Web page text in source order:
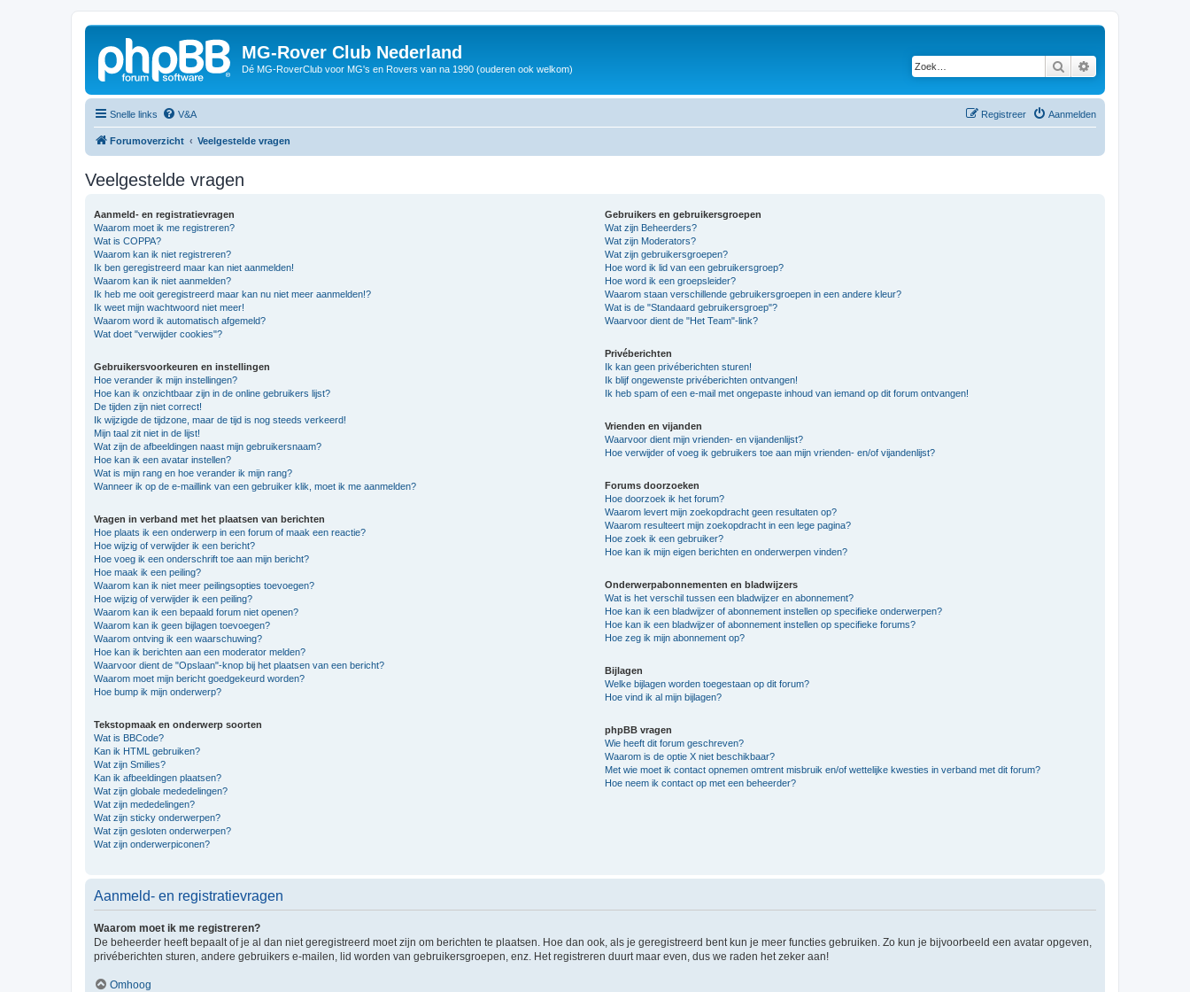
MG-Rover Club Nederland
Dé MG-RoverClub voor MG's en Rovers van na 1990 (ouderen ook welkom) Zoek
Snelle links V&A Aanmelden
Registreer
Forumoverzicht Veelgestelde vragen
Veelgestelde vragen
Aanmeld- en registratievragen
Waarom moet ik me registreren?
Wat is COPPA?
Waarom kan ik niet registreren?
Ik ben geregistreerd maar kan niet aanmelden!
Waarom kan ik niet aanmelden?
Ik heb me ooit geregistreerd maar kan nu niet meer aanmelden!?
Ik weet mijn wachtwoord niet meer!
Waarom word ik automatisch afgemeld?
Wat doet "verwijder cookies"?
Gebruikersvoorkeuren en instellingen
Hoe verander ik mijn instellingen?
Hoe kan ik onzichtbaar zijn in de online gebruikers lijst?
De tijden zijn niet correct!
Ik wijzigde de tijdzone, maar de tijd is nog steeds verkeerd!
Mijn taal zit niet in de lijst!
Wat zijn de afbeeldingen naast mijn gebruikersnaam?
Hoe kan ik een avatar instellen?
Wat is mijn rang en hoe verander ik mijn rang?
Wanneer ik op de e-maillink van een gebruiker klik, moet ik me aanmelden?
Vragen in verband met het plaatsen van berichten
Hoe plaats ik een onderwerp in een forum of maak een reactie?
Hoe wijzig of verwijder ik een bericht?
Hoe voeg ik een onderschrift toe aan mijn bericht?
Hoe maak ik een peiling?
Waarom kan ik niet meer peilingsopties toevoegen?
Hoe wijzig of verwijder ik een peiling?
Waarom kan ik een bepaald forum niet openen?
Waarom kan ik geen bijlagen toevoegen?
Waarom ontving ik een waarschuwing?
Hoe kan ik berichten aan een moderator melden?
Waarvoor dient de "Opslaan"-knop bij het plaatsen van een bericht?
Waarom moet mijn bericht goedgekeurd worden?
Hoe bump ik mijn onderwerp?
Tekstopmaak en onderwerp soorten
Wat is BBCode?
Kan ik HTML gebruiken?
Wat zijn Smilies?
Kan ik afbeeldingen plaatsen?
Wat zijn globale mededelingen?
Wat zijn mededelingen?
Wat zijn sticky onderwerpen?
Wat zijn gesloten onderwerpen?
Wat zijn onderwerpiconen?
Gebruikers en gebruikersgroepen
Wat zijn Beheerders?
Wat zijn Moderators?
Wat zijn gebruikersgroepen?
Hoe word ik lid van een gebruikersgroep?
Hoe word ik een groepsleider?
Waarom staan verschillende gebruikersgroepen in een andere kleur?
Wat is de "Standaard gebruikersgroep"?
Waarvoor dient de "Het Team"-link?
Privéberichten
Ik kan geen privéberichten sturen!
Ik blijf ongewenste privéberichten ontvangen!
Ik heb spam of een e-mail met ongepaste inhoud van iemand op dit forum ontvangen!
Vrienden en vijanden
Waarvoor dient mijn vrienden- en vijandenlijst?
Hoe verwijder of voeg ik gebruikers toe aan mijn vrienden- en/of vijandenlijst?
Forums doorzoeken
Hoe doorzoek ik het forum?
Waarom levert mijn zoekopdracht geen resultaten op?
Waarom resulteert mijn zoekopdracht in een lege pagina?
Hoe zoek ik een gebruiker?
Hoe kan ik mijn eigen berichten en onderwerpen vinden?
Onderwerpabonnementen en bladwijzers
Wat is het verschil tussen een bladwijzer en abonnement?
Hoe kan ik een bladwijzer of abonnement instellen op specifieke onderwerpen?
Hoe kan ik een bladwijzer of abonnement instellen op specifieke forums?
Hoe zeg ik mijn abonnement op?
Bijlagen
Welke bijlagen worden toegestaan op dit forum?
Hoe vind ik al mijn bijlagen?
phpBB vragen
Wie heeft dit forum geschreven?
Waarom is de optie X niet beschikbaar?
Met wie moet ik contact opnemen omtrent misbruik en/of wettelijke kwesties in verband met dit forum?
Hoe neem ik contact op met een beheerder?
Aanmeld- en registratievragen
Waarom moet ik me registreren?
De beheerder heeft bepaalt of je al dan niet geregistreerd moet zijn om berichten te plaatsen. Hoe dan ook, als je geregistreerd bent kun je meer functies gebruiken. Zo kun je bijvoorbeeld een avatar opgeven,
privéberichten sturen, andere gebruikers e-mailen, lid worden van gebruikersgroepen, enz. Het registreren duurt maar even, dus we raden het zeker aan!
Omhoog